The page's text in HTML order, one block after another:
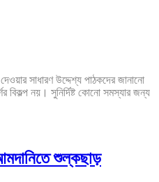
সাধারণ উদ্দেশ্য পাঠকদের জানানো
বিকল্প নয়। সুনির্দিষ্ট কোনো সমস্যার জন্য
শুল্কছাড়